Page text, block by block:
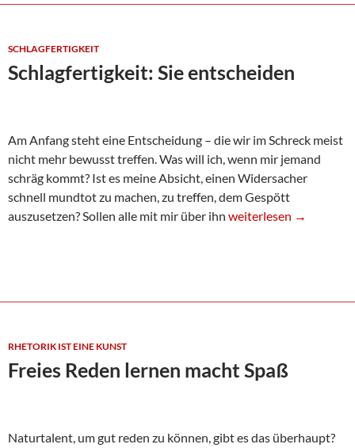
SCHLAGFERTIGKEIT
Schlagfertigkeit: Sie entscheiden
Am Anfang steht eine Entscheidung – die wir im Schreck meist
nicht mehr bewusst treffen. Was will ich, wenn mir jemand
schräg kommt? Ist es meine Absicht, einen Widersacher
schnell mundtot zu machen, zu treffen, dem Gespött
auszusetzen? Sollen alle mit mir über ihn Schlagfertigkeit: Sie
weiterlesen →
RHETORIK IST EINE KUNST
Freies Reden lernen macht Spaß
Naturtalent, um gut reden zu können, gibt es das überhaupt?